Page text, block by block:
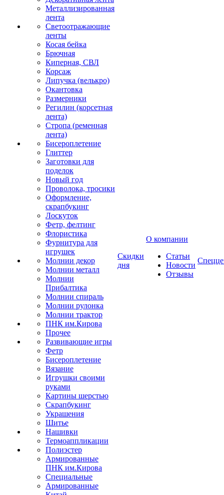
Металлизированная
лента
Светоотражающие
ленты
Косая бейка
Брючная
Киперная, СВЛ
Корсаж
Липучка (велькро)
Окантовка
Размерники
Регилин (корсетная
лента)
Стропа (ременная
лента)
Бисероплетение
Глиттер
Заготовки для
поделок
Новый год
Проволока, тросики
Оформление,
скрапбукинг
Лоскуток
Фетр, фелтинг
Флористика
Фурнитура для
игрушек
Молнии декор
Молнии металл
Молнии
Прибалтика
Молнии спираль
Молнии рулонка
Молнии трактор
ПНК им.Кирова
Прочее
Развивающие игры
Фетр
Бисероплетение
Вязание
Игрушки своими
руками
Картины шерстью
Скрапбукинг
Украшения
Шитье
Нашивки
Термоаппликации
Полиэстер
Армированные
ПНК им.Кирова
Специальные
Армированные
Скидки
дня
О компании
Статьи
Новости
Отзывы